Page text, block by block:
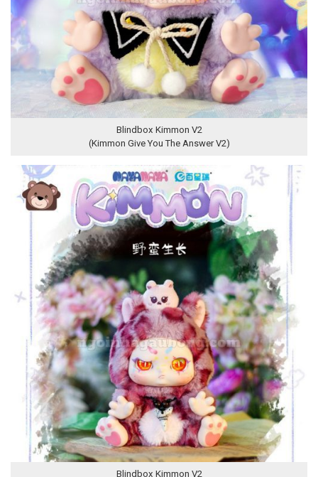
Blindbox Kimmon V2
(Kimmon Give You The Answer V2)
Blindbox Kimmon V2